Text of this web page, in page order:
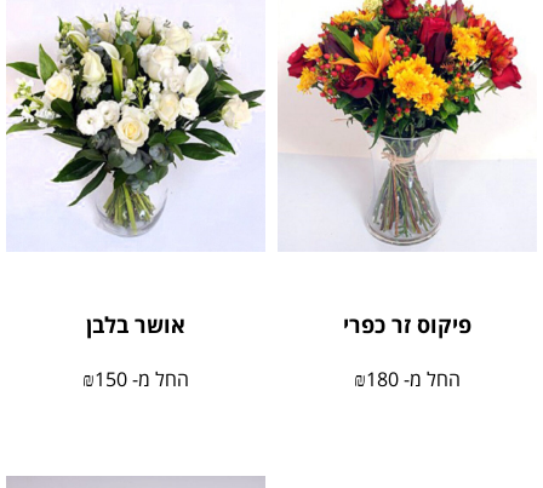
פיקוס זר כפרי
החל מ- ₪180
אושר בלבן
החל מ- ₪150